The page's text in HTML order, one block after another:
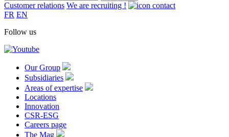
Customer relations We are recruiting !
FR EN
Follow us
Our Group
Subsidiaries
Areas of expertise
Locations
Innovation
CSR-ESG
Careers page
The Mag